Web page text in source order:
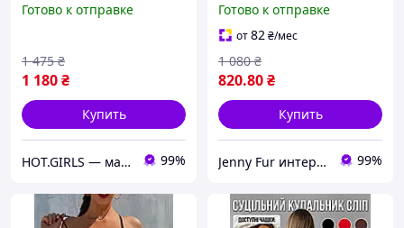
красивым принтом
слитный купальник
Готово к отправке
1 180₴
1 475 ₴
Купить
HOT.GIRLS — магазин женского белья, купальников и стильных образов для уверенных в себе девушек. 99%
Готово к отправке
от82₴/мес
820.80₴
1 080 ₴
Купить
Jenny Fur интернет-магазин одежды 99%